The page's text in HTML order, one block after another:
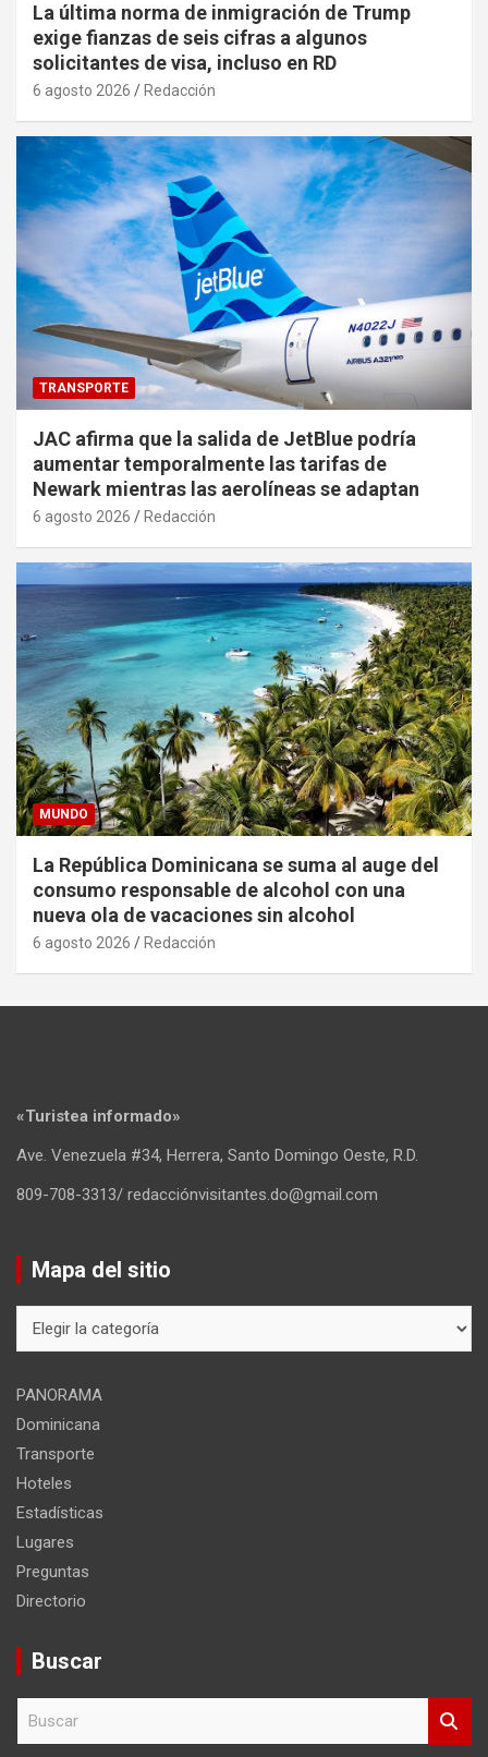
La última norma de inmigración de Trump
exige fianzas de seis cifras a algunos
solicitantes de visa, incluso en RD
6 agosto 2026 Redacción
TRANSPORTE
JAC afirma que la salida de JetBlue podría
aumentar temporalmente las tarifas de
Newark mientras las aerolíneas se adaptan
6 agosto 2026 Redacción
MUNDO
La República Dominicana se suma al auge del
consumo responsable de alcohol con una
nueva ola de vacaciones sin alcohol
6 agosto 2026 Redacción
«Turistea informado»
Ave. Venezuela #34, Herrera, Santo Domingo Oeste, R.D.
809-708-3313/ redacciónvisitantes.do@gmail.com
Mapa del sitio
del
PANORAMA
Dominicana
Transporte
Hoteles
Estadísticas
Lugares
Preguntas
Directorio
Buscar